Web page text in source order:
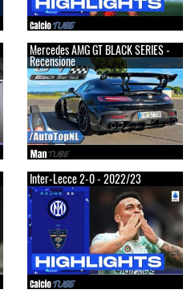
Mercedes AMG GT BLACK SERIES -
Recensione
Inter-Lecce 2-0 - 2022/23